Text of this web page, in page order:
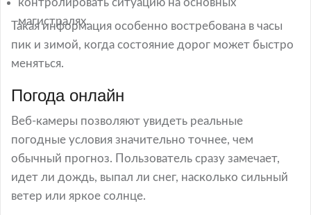
контролировать ситуацию на основных
магистралях.
Такая информация особенно востребована в часы
пик и зимой, когда состояние дорог может быстро
меняться.
Погода онлайн
Веб-камеры позволяют увидеть реальные
погодные условия значительно точнее, чем
обычный прогноз. Пользователь сразу замечает,
идет ли дождь, выпал ли снег, насколько сильный
ветер или яркое солнце.